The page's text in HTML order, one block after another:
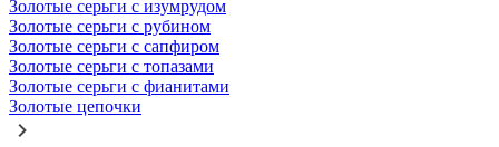
Золотые серьги с изумрудом
Золотые серьги с рубином
Золотые серьги с сапфиром
Золотые серьги с топазами
Золотые серьги с фианитами
Золотые цепочки